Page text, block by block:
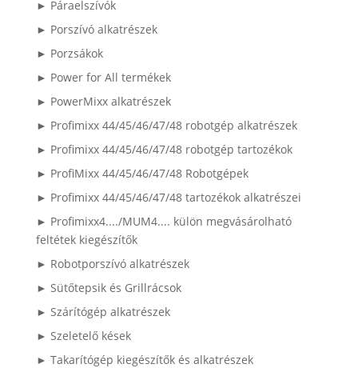
► Páraelszívók
► Porszívó alkatrészek
► Porzsákok
► Power for All termékek
► PowerMixx alkatrészek
► Profimixx 44/45/46/47/48 robotgép alkatrészek
► Profimixx 44/45/46/47/48 robotgép tartozékok
► ProfiMixx 44/45/46/47/48 Robotgépek
► Profimixx 44/45/46/47/48 tartozékok alkatrészei
► Profimixx4..../MUM4.... külön megvásárolható
feltétek kiegészítők
► Robotporszívó alkatrészek
► Sütőtepsik és Grillrácsok
► Szárítógép alkatrészek
► Szeletelő kések
► Takarítógép kiegészítők és alkatrészek